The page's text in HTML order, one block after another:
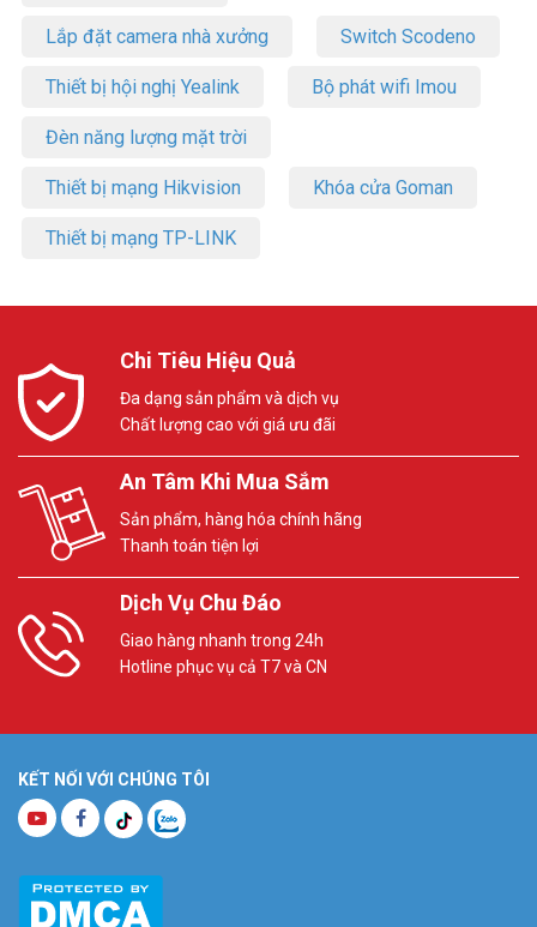
Lắp đặt camera nhà xưởng Switch Scodeno
Thiết bị hội nghị Yealink Bộ phát wifi Imou
Đèn năng lượng mặt trời
Thiết bị mạng Hikvision Khóa cửa Goman
Thiết bị mạng TP-LINK
Chi Tiêu Hiệu Quả
Đa dạng sản phẩm và dịch vụ
Chất lượng cao với giá ưu đãi
An Tâm Khi Mua Sắm
Sản phẩm, hàng hóa chính hãng
Thanh toán tiện lợi
Dịch Vụ Chu Đáo
Giao hàng nhanh trong 24h
Hotline phục vụ cả T7 và CN
KẾT NỐI VỚI CHÚNG TÔI